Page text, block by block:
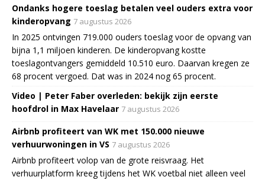
Ondanks hogere toeslag betalen veel ouders extra voor
kinderopvang 7 augustus 2026
In 2025 ontvingen 719.000 ouders toeslag voor de opvang van
bijna 1,1 miljoen kinderen. De kinderopvang kostte
toeslagontvangers gemiddeld 10.510 euro. Daarvan kregen ze
68 procent vergoed. Dat was in 2024 nog 65 procent.
Video | Peter Faber overleden: bekijk zijn eerste
hoofdrol in Max Havelaar 7 augustus 2026
Airbnb profiteert van WK met 150.000 nieuwe
verhuurwoningen in VS 7 augustus 2026
Airbnb profiteert volop van de grote reisvraag. Het
verhuurplatform kreeg tijdens het WK voetbal niet alleen veel